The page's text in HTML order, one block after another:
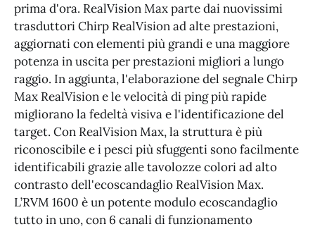
prima d'ora. RealVision Max parte dai nuovissimi
trasduttori Chirp RealVision ad alte prestazioni,
aggiornati con elementi più grandi e una maggiore
potenza in uscita per prestazioni migliori a lungo
raggio. In aggiunta, l'elaborazione del segnale Chirp
Max RealVision e le velocità di ping più rapide
migliorano la fedeltà visiva e l'identificazione del
target. Con RealVision Max, la struttura è più
riconoscibile e i pesci più sfuggenti sono facilmente
identificabili grazie alle tavolozze colori ad alto
contrasto dell'ecoscandaglio RealVision Max.
L’RVM 1600 è un potente modulo ecoscandaglio
tutto in uno, con 6 canali di funzionamento